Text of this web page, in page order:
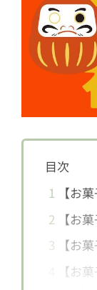
目次
1 【お
2 【お
3 【お
【お